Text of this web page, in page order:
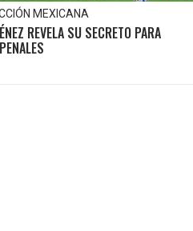
MEXICANA
REVELA SU SECRETO PARA